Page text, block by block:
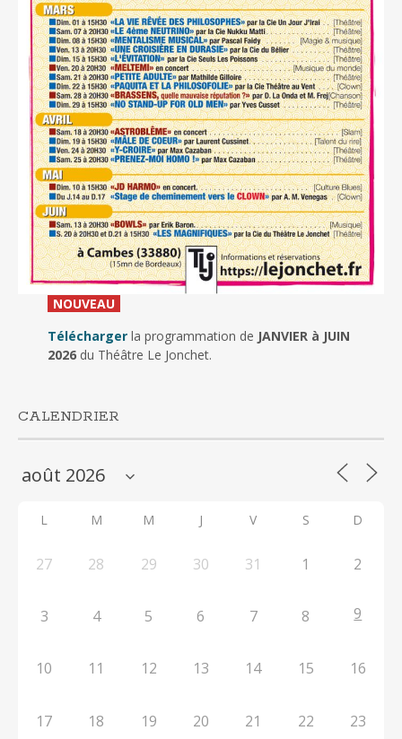
NOUVEAU_
Télécharger la programmation de JANVIER à JUIN
2026du Théâtre Le Jonchet.
CALENDRIER
L M M J V S D
27 28 29 30 31 1 2
3 4 5 6 7 8 9
10 11 12 13 14 15 16
17 18 19 20 21 22 23